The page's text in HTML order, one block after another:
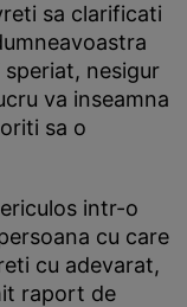
sa clarificati
nesigur
va inseamna
sa o
intr-o
cu care
cu adevarat,
raport de